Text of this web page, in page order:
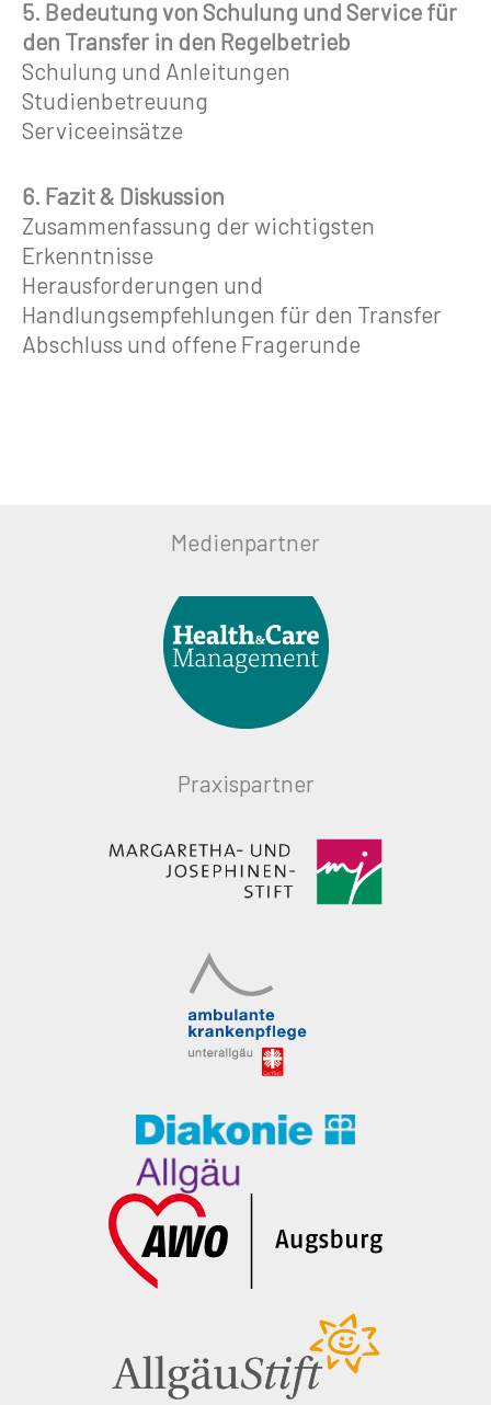
5. Bedeutung von Schulung und Service für
den Transfer in den Regelbetrieb
Schulung und Anleitungen
Studienbetreuung
Serviceeinsätze
6. Fazit & Diskussion
Zusammenfassung der wichtigsten
Erkenntnisse
Herausforderungen und
Handlungsempfehlungen für den Transfer
Abschluss und offene Fragerunde
Medienpartner
Praxispartner